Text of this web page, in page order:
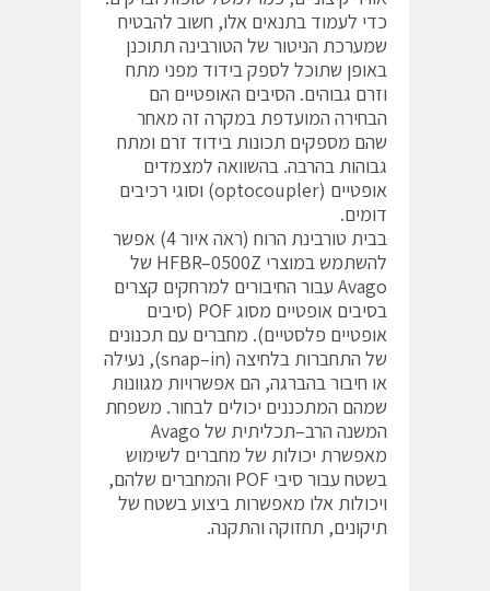
כדי לעמוד בתנאים אלו, חשוב להבטיח
שמערכת הניטור של הטורבינה תתוכנן
באופן שתוכל לספק בידוד מפני מתח
וזרם גבוהים. הסיבים האופטיים הם
הבחירה המועדפת במקרה זה מאחר
שהם מספקים תכונות בידוד זרם ומתח
גבוהות בהרבה. בהשוואה למצמדים
אופטיים (optocoupler) וסוגי רכיבים
דומים.
בבית טורבינת הרוח (ראה איור 4) אפשר
להשתמש במוצרי HFBR–0500Z של
Avago עבור החיבורים למרחקים קצרים
בסיבים אופטיים מסוג POF (סיבים
אופטיים פלסטיים). מחברים עם תכנונים
של התחברות בלחיצה (snap–in), נעילה
או חיבור בהברגה, הם אפשרויות מגוונות
שמהם המתכננים יכולים לבחור. משפחת
המשנה הרב–תכליתית של Avago
מאפשרת יכולות של מחברים לשימוש
בשטח עבור סיבי POF והמחברים שלהם,
ויכולות אלו מאפשרות ביצוע בשטח של
תיקונים, תחזוקה והתקנה.